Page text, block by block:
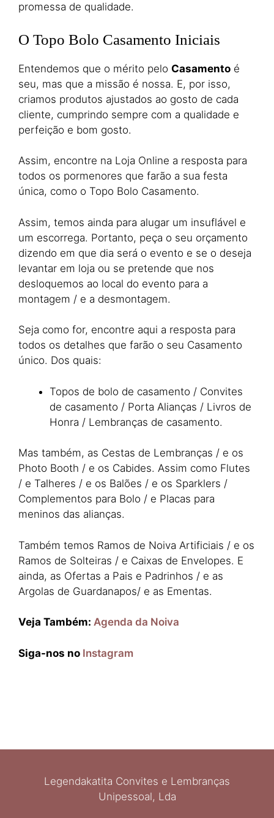
promessa de qualidade.
O Topo Bolo Casamento Iniciais
Entendemos que o mérito pelo Casamento é
seu, mas que a missão é nossa. E, por isso,
criamos produtos ajustados ao gosto de cada
cliente, cumprindo sempre com a qualidade e
perfeição e bom gosto.
Assim, encontre na Loja Online a resposta para
todos os pormenores que farão a sua festa
única, como o Topo Bolo Casamento.
Assim, temos ainda para alugar um insuflável e
um escorrega. Portanto, peça o seu orçamento
dizendo em que dia será o evento e se o deseja
levantar em loja ou se pretende que nos
desloquemos ao local do evento para a
montagem / e a desmontagem.
Seja como for, encontre aqui a resposta para
todos os detalhes que farão o seu Casamento
único. Dos quais:
Topos de bolo de casamento / Convites
de casamento / Porta Alianças / Livros de
Honra / Lembranças de casamento.
Mas também, as Cestas de Lembranças / e os
Photo Booth / e os Cabides. Assim como Flutes
/ e Talheres / e os Balões / e os Sparklers /
Complementos para Bolo / e Placas para
meninos das alianças.
Também temos Ramos de Noiva Artificiais / e os
Ramos de Solteiras / e Caixas de Envelopes. E
ainda, as Ofertas a Pais e Padrinhos / e as
Argolas de Guardanapos/ e as Ementas.
Veja Também: Agenda da Noiva
Siga-nos no Instagram
Legendakatita Convites e Lembranças
Unipessoal, Lda